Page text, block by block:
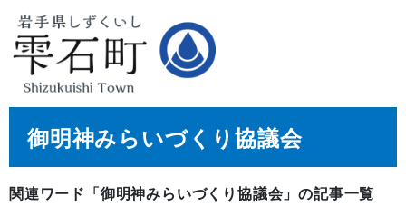
御明神みらいづくり協議会
関連ワード「御明神みらいづくり協議会」の記事一覧